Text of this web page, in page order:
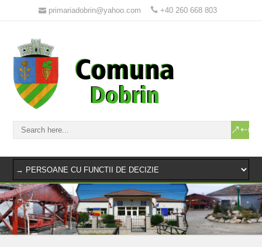
primariadobrin@yahoo.com +40 260 668 803